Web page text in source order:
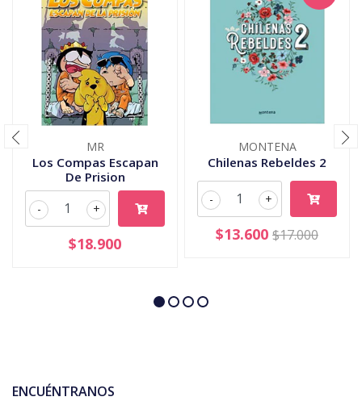
MR
Los Compas Escapan
De Prision
+
-
$18.900
MONTENA
Chilenas Rebeldes 2
+
-
$13.600 $17.000
ENCUÉNTRANOS